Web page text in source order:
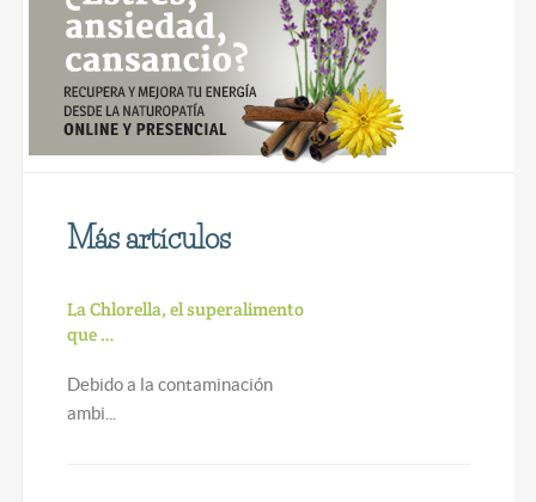
Más artículos
La Chlorella, el superalimento
que …
Debido a la contaminación
ambi...